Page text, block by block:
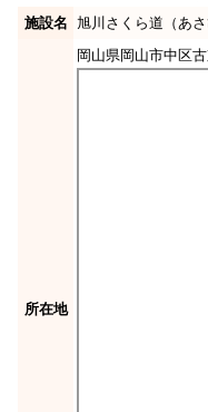
施設名 旭川さくら道（あ
所在地
岡山県岡山市中区